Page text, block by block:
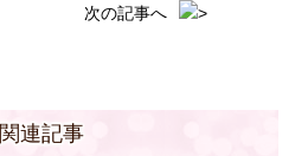
次の記事へ
関連記事